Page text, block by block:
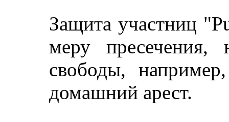
Защита участниц
меру
свободы,
домашний арест.